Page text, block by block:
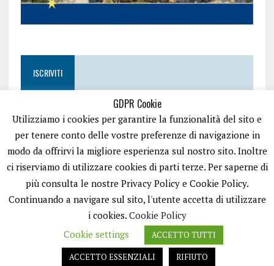
ISCRIVITI
EASYNEWS24 È UN PORTALE GESTITO DA FRANCESCO TV - PARTITA IVA
08792490727 - TESTATA GIORNALISTICA REGISTRATA PRESSO IL TRIBUNALE
GDPR Cookie
Utilizziamo i cookies per garantire la funzionalità del sito e
per tenere conto delle vostre preferenze di navigazione in
modo da offrirvi la migliore esperienza sul nostro sito. Inoltre
ci riserviamo di utilizzare cookies di parti terze. Per saperne di
più consulta le nostre Privacy Policy e Cookie Policy.
Continuando a navigare sul sito, l'utente accetta di utilizzare
i cookies. Cookie Policy
Cookie settings
ACCETTO TUTTI
ACCETTO ESSENZIALI
RIFIUTO